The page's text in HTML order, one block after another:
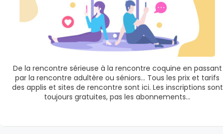
De la rencontre sérieuse à la rencontre coquine en passant
par la rencontre adultère ou séniors… Tous les prix et tarifs
des applis et sites de rencontre sont ici. Les inscriptions sont
toujours gratuites, pas les abonnements…